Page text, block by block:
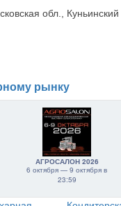
обл.,
рынку
АГРОСАЛОН 2026
6 октября — 9 октября в
23:59